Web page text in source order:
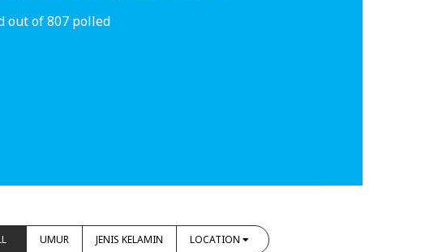
out of 807 polled
UMUR JENIS KELAMIN LOCATION